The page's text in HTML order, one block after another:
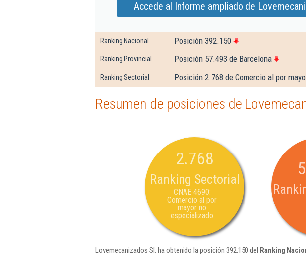
Accede al Informe ampliado de
Ranking Nacional Posición 392.150
Ranking Provincial Posición 57.493 de Barcelona
Ranking Sectorial Posición 2.768 de Comercio al por
Resumen de posiciones de
2.768
Ranking Sectorial
CNAE 4690:
Comercio al por
mayor no
especializado
Lovemecanizados Sl. ha obtenido la posición 392.150 del Ranking